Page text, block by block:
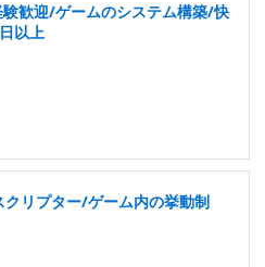
歓迎/ゲームのシステム構築/快
以上
リプター/ゲーム内の挙動制